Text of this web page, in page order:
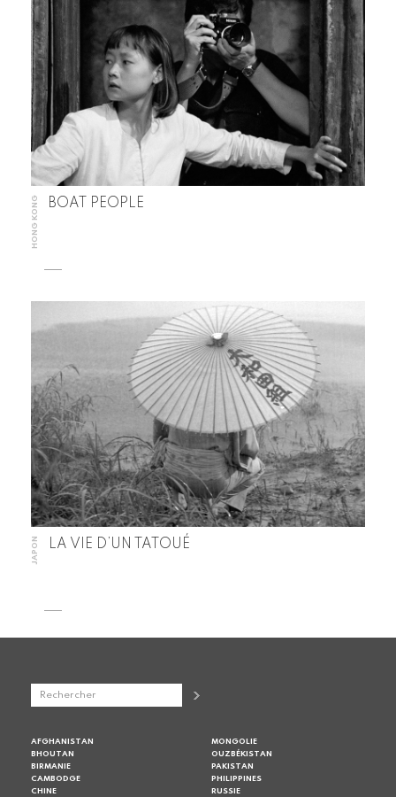
HONG KONG BOAT PEOPLE
JAPON LA VIE D’UN TATOUÉ
AFGHANISTAN
BHOUTAN
BIRMANIE
CAMBODGE
CHINE
MONGOLIE
OUZBÉKISTAN
PAKISTAN
PHILIPPINES
RUSSIE